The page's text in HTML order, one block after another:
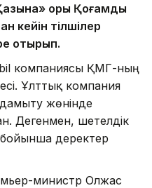
қоры Қоғамдық
кейін тілшілер
отырып.
компаниясы ҚМГ-ның
Ұлттық компания
жөнінде
Дегенмен, шетелдік
деректер
министр Олжас